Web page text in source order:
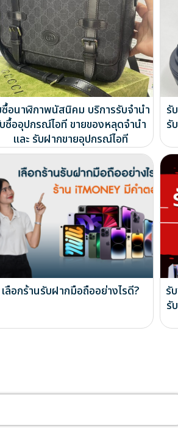
อนาฬิกาพนัสนิคม บริการรับจำนำ
ซื้ออุปกรณ์ไอที ขายของหลุดจำนำ
และ รับฝากขายอุปกรณ์ไอที
รั
รั
เลือกร้านรับฝากมือถืออย่างไรดี?
รั
รั